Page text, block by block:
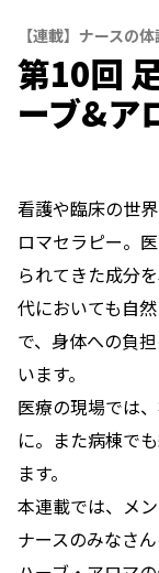
【連載】ナースの
第10回
ーブ&ア
看護や臨床の世
ロマセラピー。
られてきた成分
代においても自
で、身体への負
います。
医療の現場では
に。また病棟で
ます。
本連載では、メ
ナースのみなさ